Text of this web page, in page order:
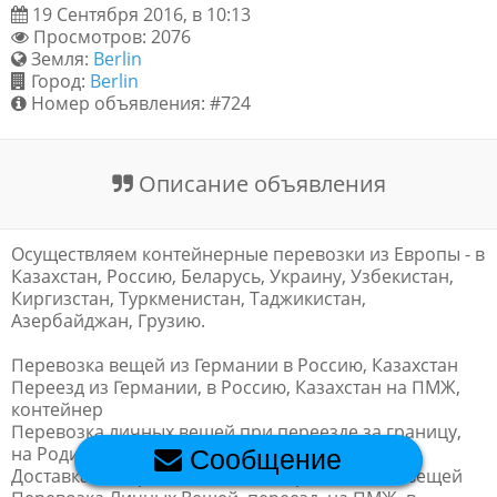
Обратная связь
Новости и статьи
19 Сентября 2016, в 10:13
Просмотров: 2076
Земля: Berlin
Город: Berlin
Номер объявления: #724
Описание объявления
Осуществляем контейнерные перевозки из Европы - в
Казахстан, Россию, Беларусь, Украину, Узбекистан,
Киргизстан, Туркменистан, Таджикистан,
Азербайджан, Грузию.
Перевозка вещей из Германии в Россию, Казахстан
Переезд из Германии, в Россию, Казахстан на ПМЖ,
контейнер
Перевозка личных вещей при переезде за границу,
на Родину
Доставка Из Германии, контейнеров, личных вещей
Сообщение